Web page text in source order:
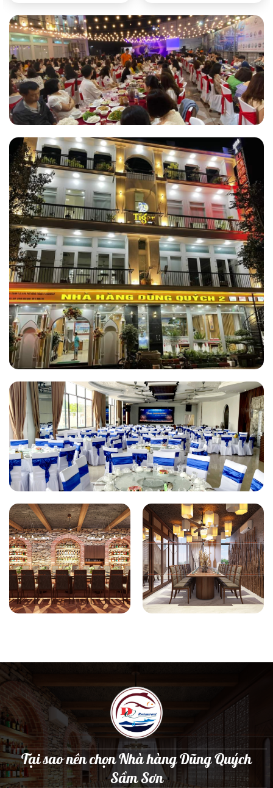
Tại sao nên chọn Nhà hàng Dũng Quých
Sầm Sơn